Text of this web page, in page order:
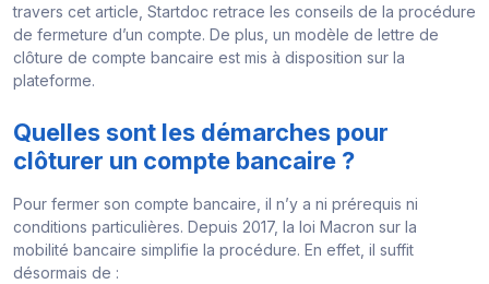
travers cet article, Startdoc retrace les conseils de la procédure
de fermeture d’un compte. De plus, un modèle de lettre de
clôture de compte bancaire est mis à disposition sur la
plateforme.
Quelles sont les démarches pour
clôturer un compte bancaire ?
Pour fermer son compte bancaire, il n’y a ni prérequis ni
conditions particulières. Depuis 2017, la loi Macron sur la
mobilité bancaire simplifie la procédure. En effet, il suffit
désormais de :